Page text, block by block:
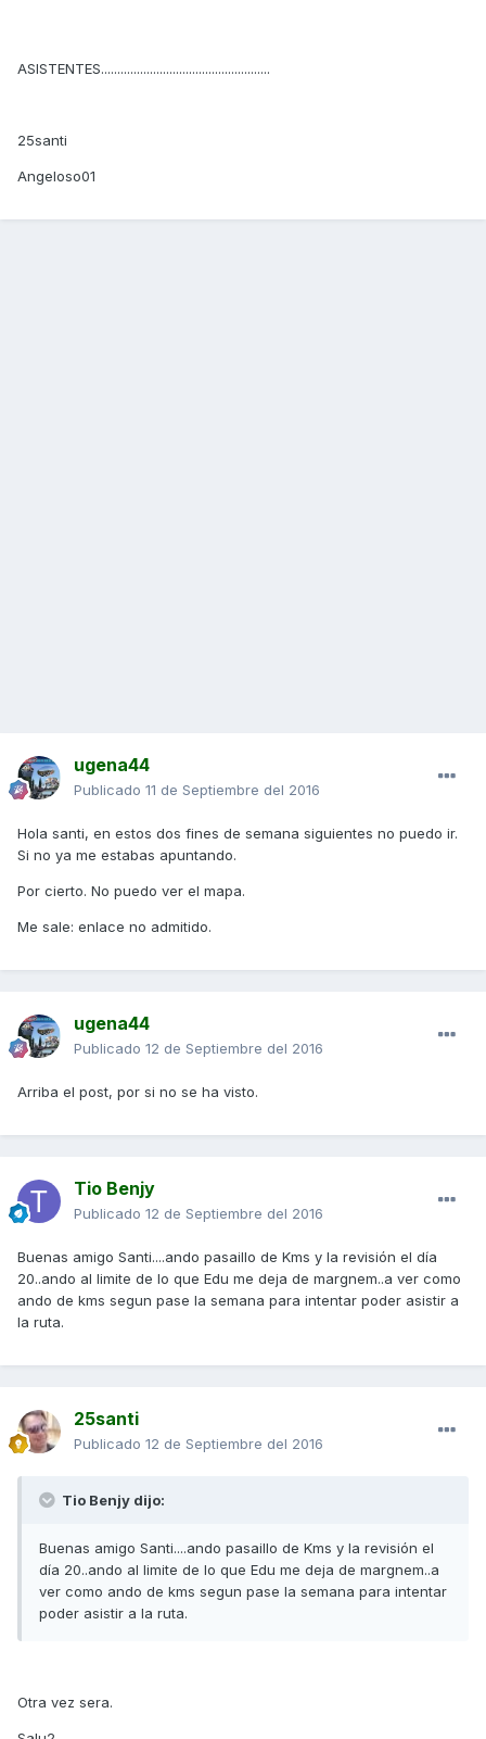
ASISTENTES....................................................
25santi
Angeloso01
ugena44
Publicado 11 de Septiembre del 2016
Hola santi, en estos dos fines de semana siguientes no puedo ir.
Si no ya me estabas apuntando.
Por cierto. No puedo ver el mapa.
Me sale: enlace no admitido.
ugena44
Publicado 12 de Septiembre del 2016
Arriba el post, por si no se ha visto.
Tio Benjy
Publicado 12 de Septiembre del 2016
Buenas amigo Santi....ando pasaillo de Kms y la revisión el día
20..ando al limite de lo que Edu me deja de margnem..a ver como
ando de kms segun pase la semana para intentar poder asistir a
la ruta.
25santi
Publicado 12 de Septiembre del 2016
Tio Benjy dijo:
Buenas amigo Santi....ando pasaillo de Kms y la revisión el
día 20..ando al limite de lo que Edu me deja de margnem..a
ver como ando de kms segun pase la semana para intentar
poder asistir a la ruta.
Otra vez sera.